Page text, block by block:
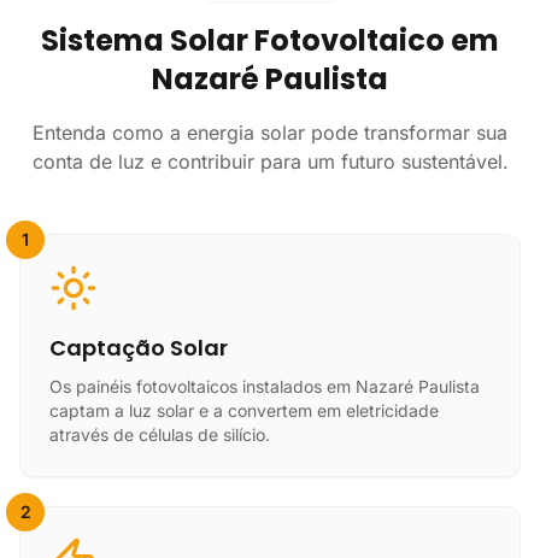
Sistema Solar Fotovoltaico em
Nazaré Paulista
Entenda como a energia solar pode transformar sua
conta de luz e contribuir para um futuro sustentável.
1
Captação Solar
Os painéis fotovoltaicos instalados em Nazaré Paulista
captam a luz solar e a convertem em eletricidade
através de células de silício.
2